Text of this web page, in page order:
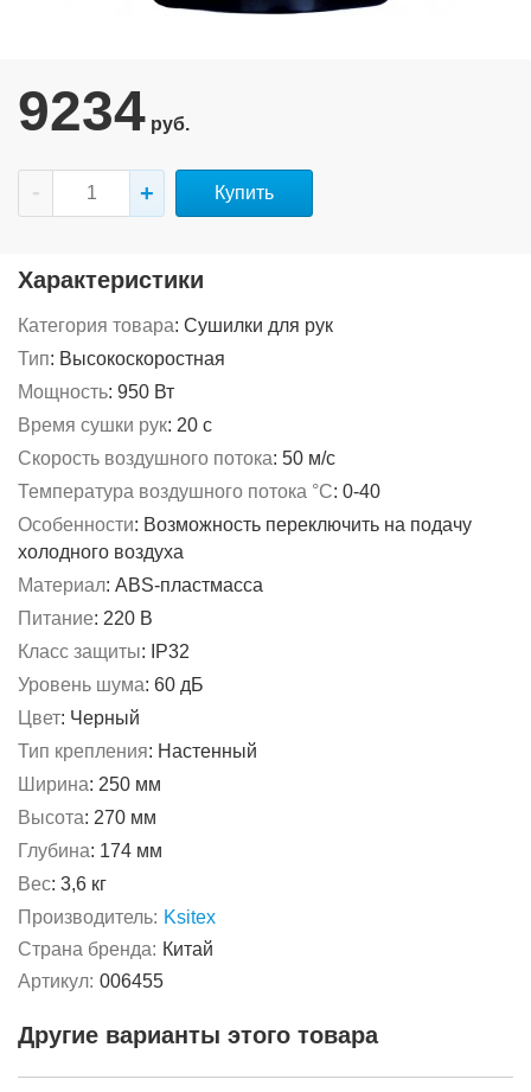
9234 руб.
Купить
Характеристики
Категория товара: Сушилки для рук
Тип: Высокоскоростная
Мощность: 950 Вт
Время сушки рук: 20 с
Скорость воздушного потока: 50 м/с
Температура воздушного потока °C: 0-40
Особенности: Возможность переключить на подачу
холодного воздуха
Материал: ABS-пластмасса
Питание: 220 В
Класс защиты:
IP32
Уровень шума: 60 дБ
Цвет: Черный
Тип крепления: Настенный
Ширина: 250 мм
Высота: 270 мм
Глубина: 174 мм
Вес: 3,6 кг
Производитель: Ksitex
Страна бренда: Китай
Артикул: 006455
Другие варианты этого товара